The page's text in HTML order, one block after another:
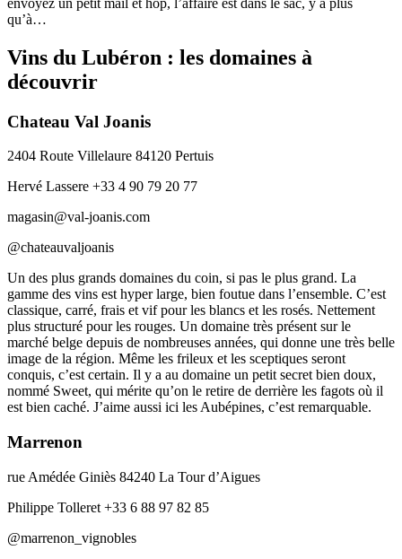
qu’à…
Vins du Lubéron : les domaines à
découvrir
Chateau Val Joanis
2404 Route Villelaure 84120 Pertuis
Hervé Lassere +33 4 90 79 20 77
magasin@val-joanis.com
@chateauvaljoanis
Un des plus grands domaines du coin, si pas le plus grand. La
gamme des vins est hyper large, bien foutue dans l’ensemble. C’est
classique, carré, frais et vif pour les blancs et les rosés. Nettement
plus structuré pour les rouges. Un domaine très présent sur le
marché belge depuis de nombreuses années, qui donne une très belle
image de la région. Même les frileux et les sceptiques seront
conquis, c’est certain. Il y a au domaine un petit secret bien doux,
nommé Sweet, qui mérite qu’on le retire de derrière les fagots où il
est bien caché. J’aime aussi ici les Aubépines, c’est remarquable.
Marrenon
rue Amédée Giniès 84240 La Tour d’Aigues
Philippe Tolleret +33 6 88 97 82 85
@marrenon_vignobles